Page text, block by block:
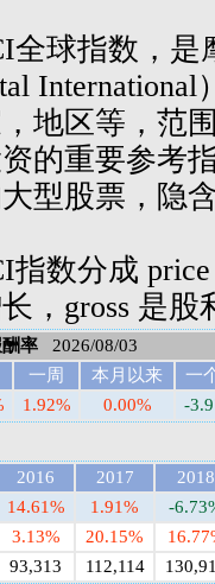
全球指数，是
地区等，范
的重要参考
型股票，隐
指数分成
，gross 是
率 2026/08/03
一周 本月以来
一
1.92% 0.00% -
2016 2017
2018
14.61% 1.91% -
3.13% 20.15%
93,313
112,114